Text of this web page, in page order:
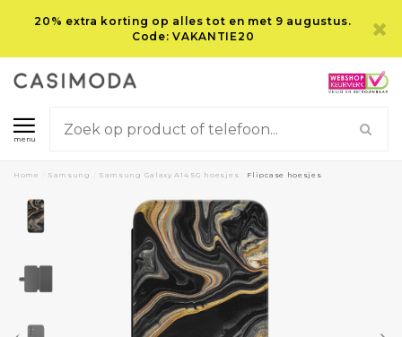
20% extra korting op alles tot en met 9 augustus.
Code: VAKANTIE20
menu
Home Samsung Samsung Galaxy A14 5G hoesjes Flipcase hoesjes